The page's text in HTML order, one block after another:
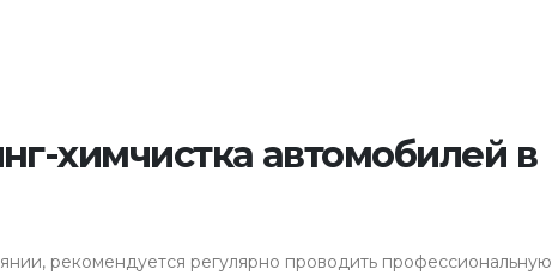
химчистка автомобилей в
рекомендуется регулярно проводить профессиональную